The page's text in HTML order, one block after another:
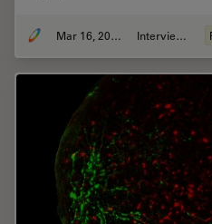
Mar 16, 2026 Interviews